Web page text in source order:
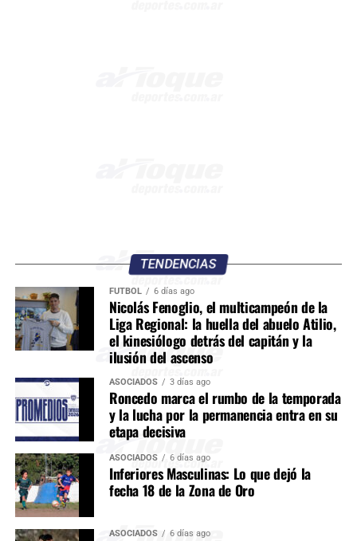
TENDENCIAS
FÚTBOL 6 días ago
Nicolás Fenoglio, el multicampeón de la
Liga Regional: la huella del abuelo Atilio,
el kinesiólogo detrás del capitán y la
ilusión del ascenso
ASOCIADOS 3 días ago
Roncedo marca el rumbo de la temporada
y la lucha por la permanencia entra en su
etapa decisiva
ASOCIADOS 6 días ago
Inferiores Masculinas: Lo que dejó la
fecha 18 de la Zona de Oro
ASOCIADOS 6 días ago